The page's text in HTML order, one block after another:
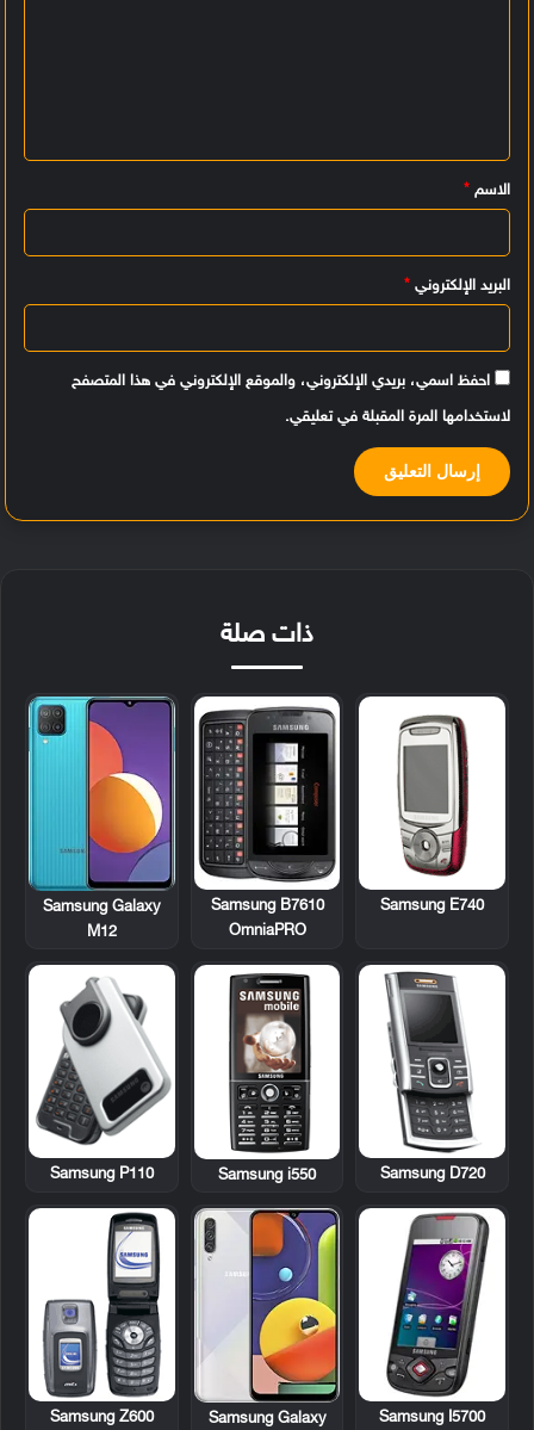
ي
ق
الاسم *
البريد الإلكتروني *
احفظ اسمي، بريدي الإلكتروني، والموقع الإلكتروني في هذا المتصفح
لاستخدامها المرة المقبلة في تعليقي.
ذات صلة
Samsung E740
Samsung B7610
OmniaPRO
Samsung Galaxy
M12
Samsung D720
Samsung i550
Samsung P110
Samsung I5700
Samsung Galaxy
Samsung Z600